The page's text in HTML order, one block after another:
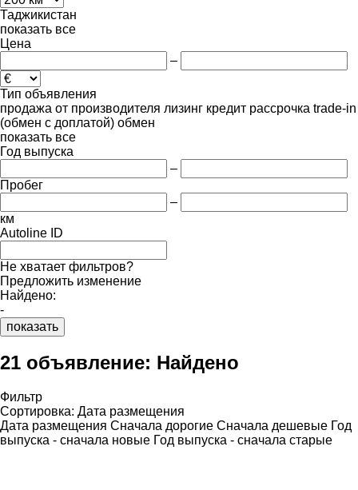
Таджикистан
показать все
Цена
–
Тип объявления
продажа от производителя лизинг кредит рассрочка trade-in
(обмен с доплатой) обмен
показать все
Год выпуска
–
Пробег
–
км
Autoline ID
Не хватает фильтров?
Предложить изменение
Найдено:
-
показать
21 объявление: Найдено
Фильтр
Сортировка: Дата размещения
Дата размещения Сначала дорогие Сначала дешевые Год
выпуска - сначала новые Год выпуска - сначала старые